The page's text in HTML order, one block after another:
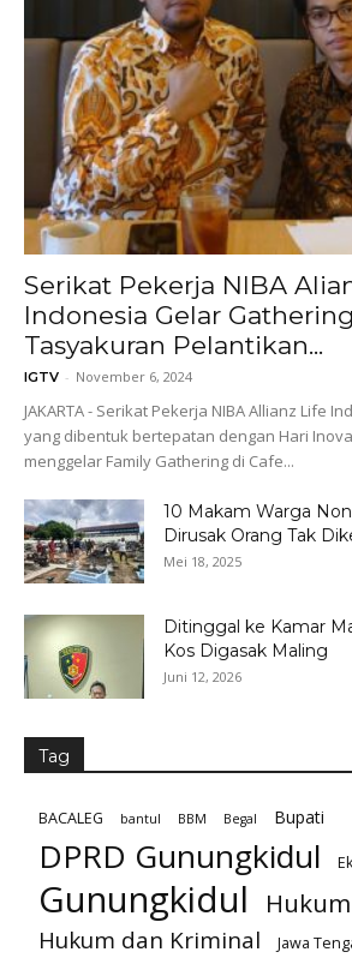
Serikat Pekerja NIBA
Indonesia Gelar
Tasyakuran Pelantikan...
IGTV - November 6, 2024
JAKARTA - Serikat Pekerja NIBA Allianz Life
yang dibentuk bertepatan dengan Hari
menggelar Family Gathering di Cafe...
10 Makam Warga
Dirusak Orang Tak
Mei 18, 2025
Ditinggal ke Kamar
Kos Digasak Maling
Juni 12, 2026
Tag
BACALEG bantul BBM Begal Bupati
DPRD Gunungkidul
Gunungkidul Hukum
Hukum dan Kriminal Jawa